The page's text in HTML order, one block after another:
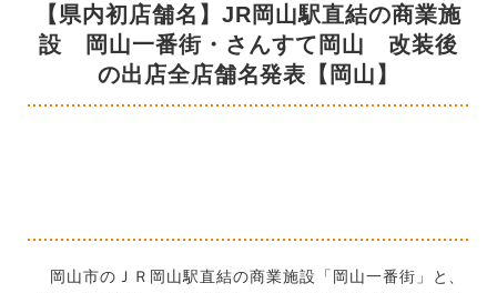
【県内初店舗名】JR岡山駅直結の商業施
設 岡山一番街・さんすて岡山 改装後
の出店全店舗名発表【岡山】
岡山市のＪＲ岡山駅直結の商業施設「岡山一番街」と、